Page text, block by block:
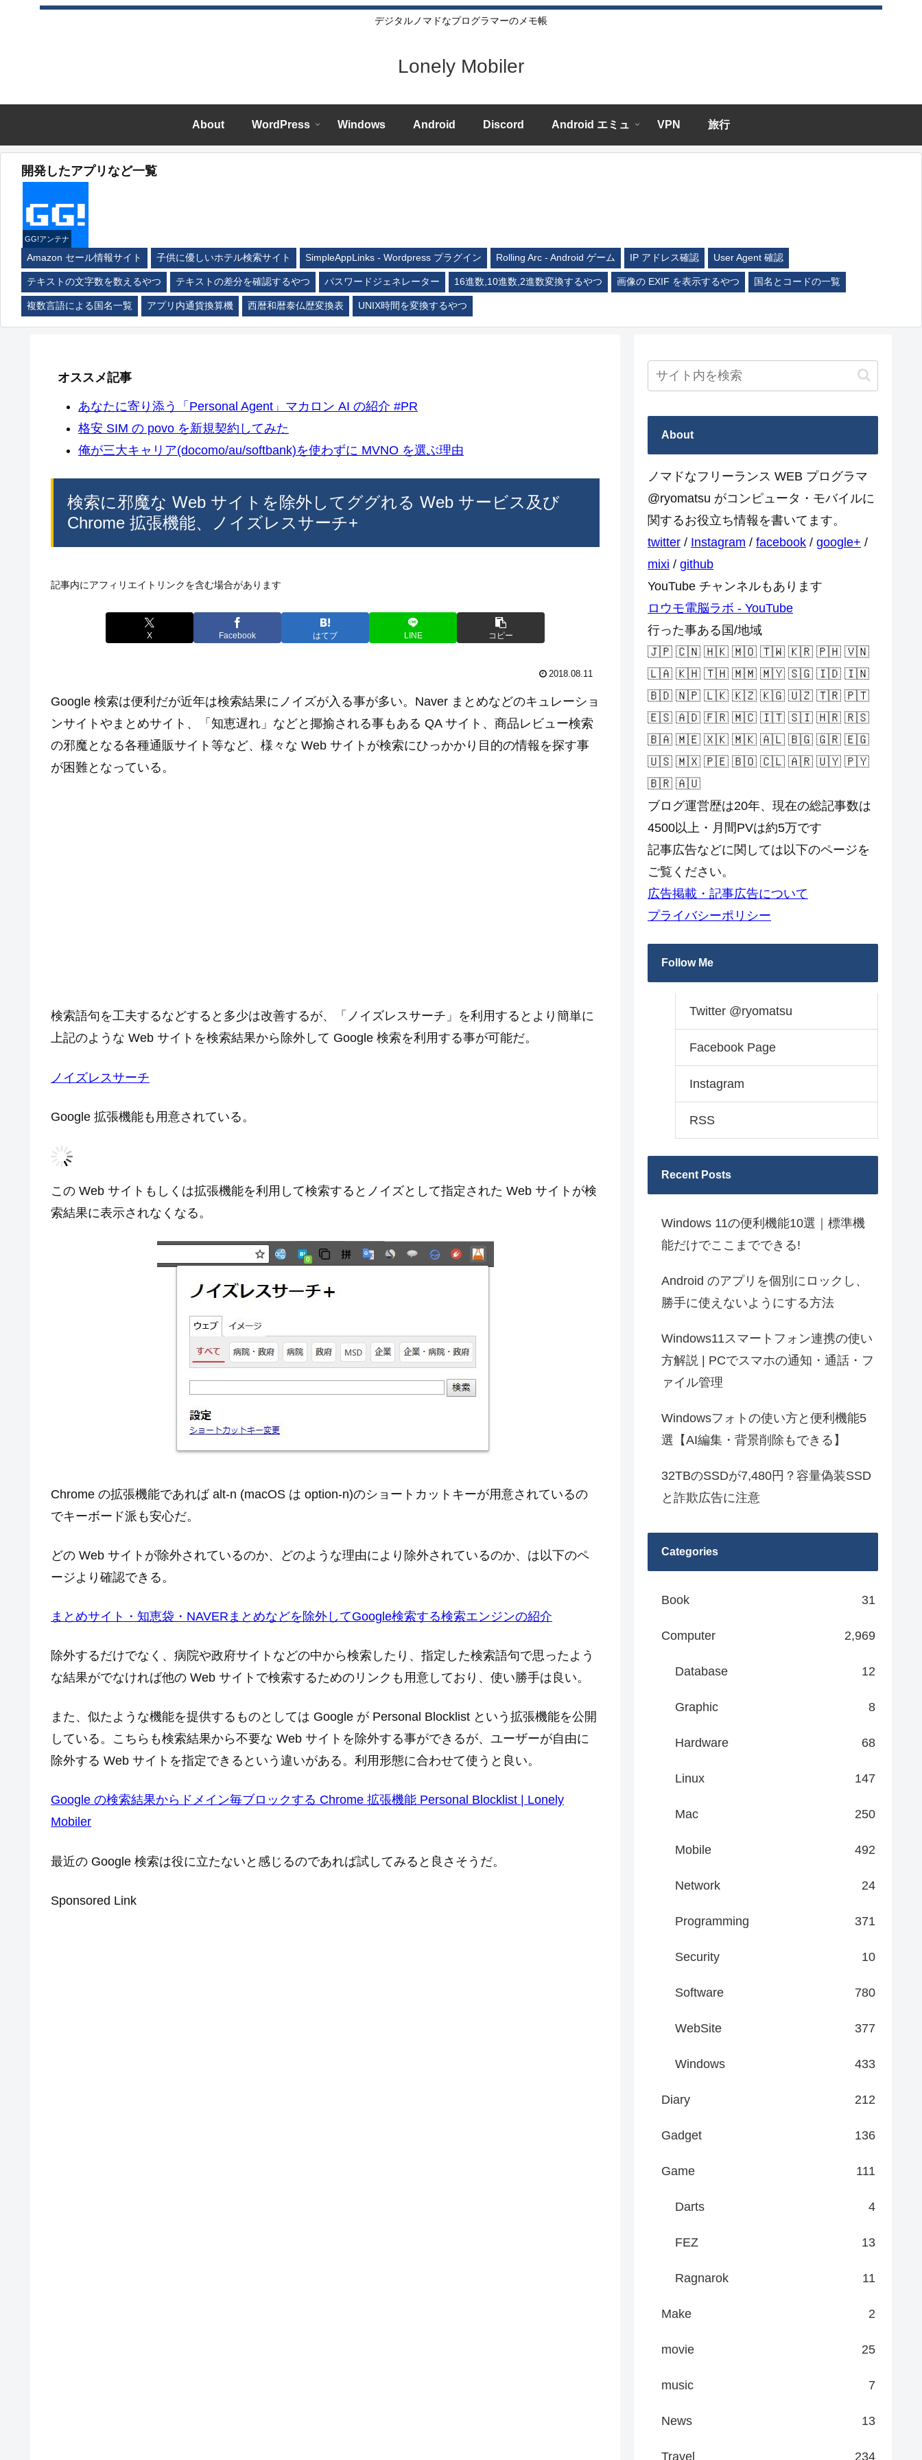
デジタルノマドなプログラマーのメモ帳
Lonely Mobiler
About WordPress Windows Android Discord Android エミュ VPN 旅行
開発したアプリなど一覧
GG!アンテナ
Amazon セール情報サイト 子供に優しいホテル検索サイト SimpleAppLinks - Wordpress プラグイン Rolling Arc - Android ゲーム IP アドレス確認 User Agent 確認
テキストの文字数を数えるやつ テキストの差分を確認するやつ パスワードジェネレーター 16進数,10進数,2進数変換するやつ 画像の EXIF を表示するやつ 国名とコードの一覧
複数言語による国名一覧 アプリ内通貨換算機 西暦和暦泰仏歴変換表 UNIX時間を変換するやつ
オススメ記事
あなたに寄り添う「Personal Agent」マカロン AI の紹介 #PR
格安 SIM の povo を新規契約してみた
俺が三大キャリア(docomo/au/softbank)を使わずに MVNO を選ぶ理由
検索に邪魔な Web サイトを除外してググれる Web サービス及び
Chrome 拡張機能、ノイズレスサーチ+
記事内にアフィリエイトリンクを含む場合があります
X Facebook はてブ LINE コピー
2018.08.11
Google 検索は便利だが近年は検索結果にノイズが入る事が多い。Naver まとめなどのキュレーショ
ンサイトやまとめサイト、「知恵遅れ」などと揶揄される事もある QA サイト、商品レビュー検索
の邪魔となる各種通販サイト等など、様々な Web サイトが検索にひっかかり目的の情報を探す事
が困難となっている。
検索語句を工夫するなどすると多少は改善するが、「ノイズレスサーチ」を利用するとより簡単に
上記のような Web サイトを検索結果から除外して Google 検索を利用する事が可能だ。
ノイズレスサーチ
Google 拡張機能も用意されている。
この Web サイトもしくは拡張機能を利用して検索するとノイズとして指定された Web サイトが検
索結果に表示されなくなる。
Chrome の拡張機能であれば alt-n (macOS は option-n)のショートカットキーが用意されているの
でキーボード派も安心だ。
どの Web サイトが除外されているのか、どのような理由により除外されているのか、は以下のペ
ージより確認できる。
まとめサイト・知恵袋・NAVERまとめなどを除外してGoogle検索する検索エンジンの紹介
除外するだけでなく、病院や政府サイトなどの中から検索したり、指定した検索語句で思ったよう
な結果がでなければ他の Web サイトで検索するためのリンクも用意しており、使い勝手は良い。
また、似たような機能を提供するものとしては Google が Personal Blocklist という拡張機能を公開
している。こちらも検索結果から不要な Web サイトを除外する事ができるが、ユーザーが自由に
除外する Web サイトを指定できるという違いがある。利用形態に合わせて使うと良い。
Google の検索結果からドメイン毎ブロックする Chrome 拡張機能 Personal Blocklist | Lonely
Mobiler
最近の Google 検索は役に立たないと感じるのであれば試してみると良さそうだ。
Sponsored Link
About
ノマドなフリーランス WEB プログラマ
@ryomatsu がコンピュータ・モバイルに
関するお役立ち情報を書いてます。
twitter / Instagram / facebook / google+ /
mixi / github
YouTube チャンネルもあります
ロウモ電脳ラボ - YouTube
行った事ある国/地域
🇯🇵 🇨🇳 🇭🇰 🇲🇴 🇹🇼 🇰🇷 🇵🇭 🇻🇳
🇱🇦 🇰🇭 🇹🇭 🇲🇲 🇲🇾 🇸🇬 🇮🇩 🇮🇳
🇧🇩 🇳🇵 🇱🇰 🇰🇿 🇰🇬 🇺🇿 🇹🇷 🇵🇹
🇪🇸 🇦🇩 🇫🇷 🇲🇨 🇮🇹 🇸🇮 🇭🇷 🇷🇸
🇧🇦 🇲🇪 🇽🇰 🇲🇰 🇦🇱 🇧🇬 🇬🇷 🇪🇬
🇺🇸 🇲🇽 🇵🇪 🇧🇴 🇨🇱 🇦🇷 🇺🇾 🇵🇾
🇧🇷 🇦🇺
ブログ運営歴は20年、現在の総記事数は
4500以上・月間PVは約5万です
記事広告などに関しては以下のページを
ご覧ください。
広告掲載・記事広告について
プライバシーポリシー
Follow Me
Twitter @ryomatsu
Facebook Page
Instagram
RSS
Recent Posts
Windows 11の便利機能10選｜標準機
能だけでここまでできる!
Android のアプリを個別にロックし、
勝手に使えないようにする方法
Windows11スマートフォン連携の使い
方解説 | PCでスマホの通知・通話・フ
ァイル管理
Windowsフォトの使い方と便利機能5
選【AI編集・背景削除もできる】
32TBのSSDが7,480円？容量偽装SSD
と詐欺広告に注意
Categories
Book 31
Computer 2,969
Database 12
Graphic 8
Hardware 68
Linux 147
Mac 250
Mobile 492
Network 24
Programming 371
Security 10
Software 780
WebSite 377
Windows 433
Diary 212
Gadget 136
Game 111
Darts 4
FEZ 13
Ragnarok 11
Make 2
movie 25
music 7
News 13
Travel 234